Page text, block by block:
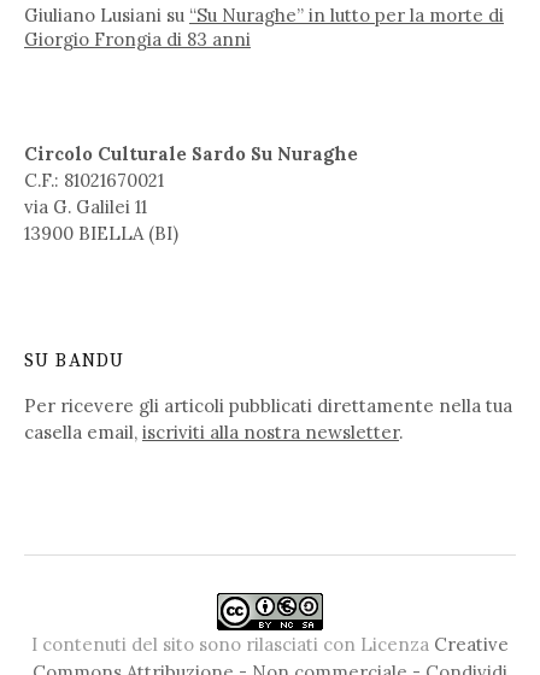
Giuliano Lusiani su “Su Nuraghe” in lutto per la morte di
Giorgio Frongia di 83 anni
Circolo Culturale Sardo Su Nuraghe
C.F.: 81021670021
via G. Galilei 11
13900 BIELLA (BI)
SU BANDU
Per ricevere gli articoli pubblicati direttamente nella tua
casella email, iscriviti alla nostra newsletter.
I contenuti del sito sono rilasciati con Licenza Creative